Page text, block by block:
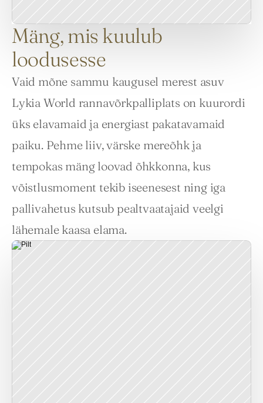
Mäng, mis kuulub
loodusesse
Vaid mõne sammu kaugusel merest asuv
Lykia World rannavõrkpalliplats on kuurordi
üks elavamaid ja energiast pakatavamaid
paiku. Pehme liiv, värske mereõhk ja
tempokas mäng loovad õhkkonna, kus
võistlusmoment tekib iseenesest ning iga
pallivahetus kutsub pealtvaatajaid veelgi
lähemale kaasa elama.